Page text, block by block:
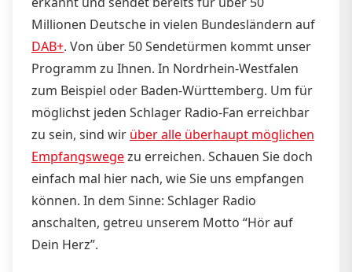
Millionen Deutsche in vielen Bundesländern auf
DAB+. Von über 50 Sendetürmen kommt unser
Programm zu Ihnen. In Nordrhein-Westfalen
zum Beispiel oder Baden-Württemberg. Um für
möglichst jeden Schlager Radio-Fan erreichbar
zu sein, sind wir über alle überhaupt möglichen
Empfangswegezu erreichen. Schauen Sie doch
einfach mal hier nach, wie Sie uns empfangen
können. In dem Sinne: Schlager Radio
anschalten, getreu unserem Motto “Hör auf
Dein Herz”.